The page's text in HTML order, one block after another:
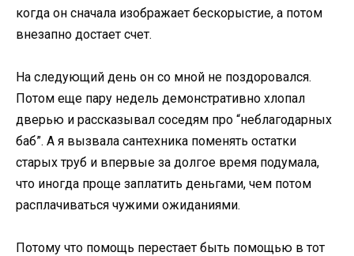
когда он сначала изображает бескорыстие, а потом
внезапно достает счет.
На следующий день он со мной не поздоровался.
Потом еще пару недель демонстративно хлопал
дверью и рассказывал соседям про “неблагодарных
баб”. А я вызвала сантехника поменять остатки
старых труб и впервые за долгое время подумала,
что иногда проще заплатить деньгами, чем потом
расплачиваться чужими ожиданиями.
Потому что помощь перестает быть помощью в тот